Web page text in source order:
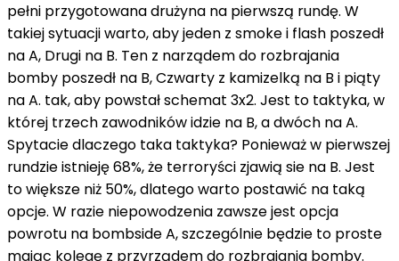
pełni przygotowana drużyna na pierwszą rundę. W
takiej sytuacji warto, aby jeden z smoke i flash poszedł
na A, Drugi na B. Ten z narządem do rozbrajania
bomby poszedł na B, Czwarty z kamizelką na B i piąty
na A. tak, aby powstał schemat 3x2. Jest to taktyka, w
której trzech zawodników idzie na B, a dwóch na A.
Spytacie dlaczego taka taktyka? Ponieważ w pierwszej
rundzie istnieję 68%, że terroryści zjawią sie na B. Jest
to większe niż 50%, dlatego warto postawić na taką
opcje. W razie niepowodzenia zawsze jest opcja
powrotu na bombside A, szczególnie będzie to proste
mając kolegę z przyrządem do rozbrajania bomby.